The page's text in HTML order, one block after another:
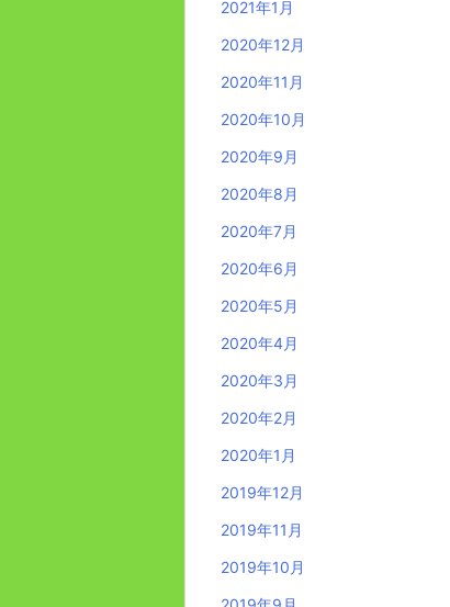
2021年1月
2020年12月
2020年11月
2020年10月
2020年9月
2020年8月
2020年7月
2020年6月
2020年5月
2020年4月
2020年3月
2020年2月
2020年1月
2019年12月
2019年11月
2019年10月